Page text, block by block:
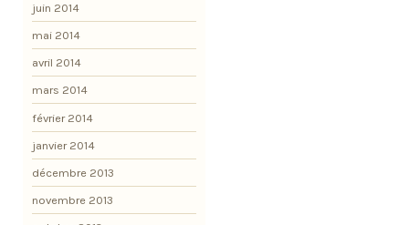
juin 2014
mai 2014
avril 2014
mars 2014
février 2014
janvier 2014
décembre 2013
novembre 2013